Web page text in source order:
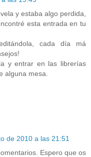
y estaba algo perdida,
esta entrada en tu
cada día má
y entrar en las librerías
alguna mesa.
de 2010 a las 21:51
Espero que os